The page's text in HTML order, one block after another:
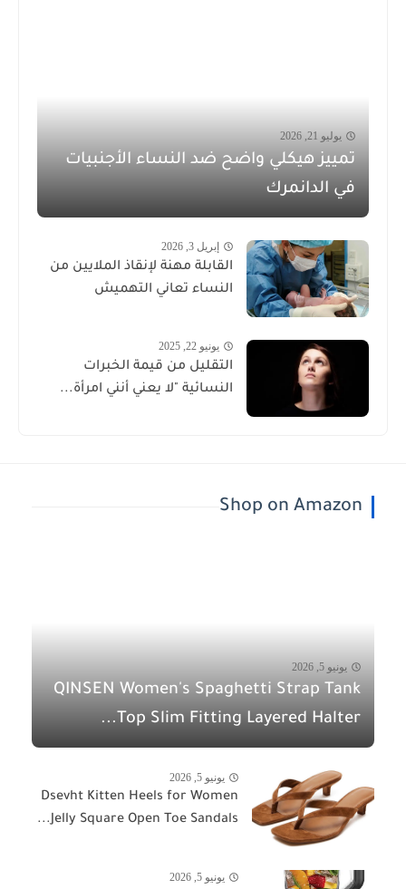
يوليو 21, 2026
تمييز هيكلي واضح ضد النساء الأجنبيات
في الدانمرك
إبريل 3, 2026
القابلة مهنة لإنقاذ الملايين من
النساء تعاني التهميش
يونيو 22, 2025
التقليل من قيمة الخبرات
النسائية "لا يعني أنني امرأة...
Shop on Amazon
يونيو 5, 2026
QINSEN Women's Spaghetti Strap Tank
Top Slim Fitting Layered Halter...
يونيو 5, 2026
Dsevht Kitten Heels for Women
Jelly Square Open Toe Sandals...
يونيو 5, 2026